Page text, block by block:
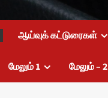
ஆய்வுக் கட்டுரைகள்
மேலும் 1 மேலும் – 2